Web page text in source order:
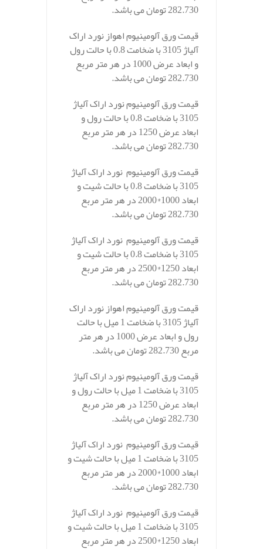
282.730 تومان می باشد.
قیمت ورق آلومینیوم اهواز نورد اراک
آلیاژ 3105 با ضخامت 0.8 با حالت رول
و ابعاد عرض 1000 در هر متر مربع
282.730 تومان می باشد.
قیمت ورق آلومینیوم نورد اراک آلیاژ
3105 با ضخامت 0.8 با حالت رول و
ابعاد عرض 1250 در هر متر مربع
282.730 تومان می باشد.
قیمت ورق آلومینیوم نورد اراک آلیاژ
3105 با ضخامت 0.8 با حالت شیت و
ابعاد 1000*2000 در هر متر مربع
282.730 تومان می باشد.
قیمت ورق آلومینیوم نورد اراک آلیاژ
3105 با ضخامت 0.8 با حالت شیت و
ابعاد 1250*2500 در هر متر مربع
282.730 تومان می باشد.
قیمت ورق آلومینیوم اهواز نورد اراک
آلیاژ 3105 با ضخامت 1 میل با حالت
رول و ابعاد عرض 1000 در هر متر
مربع 282.730 تومان می باشد.
قیمت ورق آلومینیوم نورد اراک آلیاژ
3105 با ضخامت 1 میل با حالت رول و
ابعاد عرض 1250 در هر متر مربع
282.730 تومان می باشد.
قیمت ورق آلومینیوم نورد اراک آلیاژ
3105 با ضخامت 1 میل با حالت شیت و
ابعاد 1000*2000 در هر متر مربع
282.730 تومان می باشد.
قیمت ورق آلومینیوم نورد اراک آلیاژ
3105 با ضخامت 1 میل با حالت شیت و
ابعاد 1250*2500 در هر متر مربع